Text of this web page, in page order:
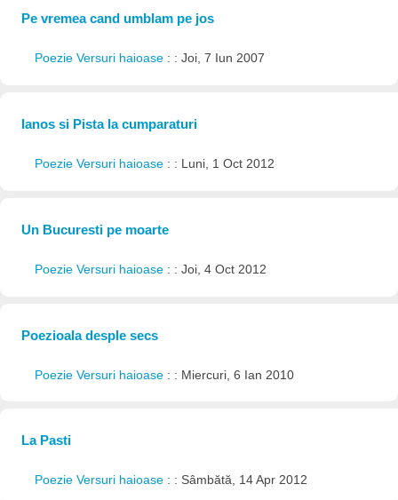
Pe vremea cand umblam pe jos
Poezie Versuri haioase : : Joi, 7 Iun 2007
Ianos si Pista la cumparaturi
Poezie Versuri haioase : : Luni, 1 Oct 2012
Un Bucuresti pe moarte
Poezie Versuri haioase : : Joi, 4 Oct 2012
Poezioala desple secs
Poezie Versuri haioase : : Miercuri, 6 Ian 2010
La Pasti
Poezie Versuri haioase : : Sâmbătă, 14 Apr 2012